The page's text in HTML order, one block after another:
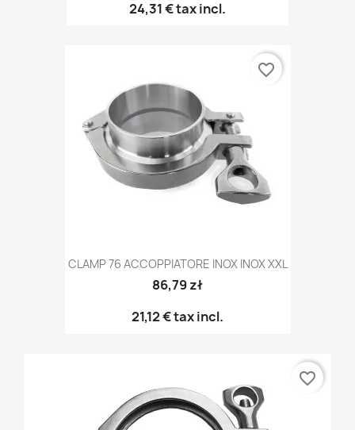
24,31 €tax incl.
CLAMP 76 ACCOPPIATORE INOX INOX XXL
86,79 zł
21,12 €tax incl.
favorite_border
favorite_border